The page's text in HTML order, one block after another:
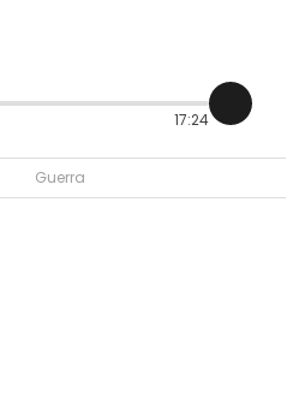
17:24
Guerra